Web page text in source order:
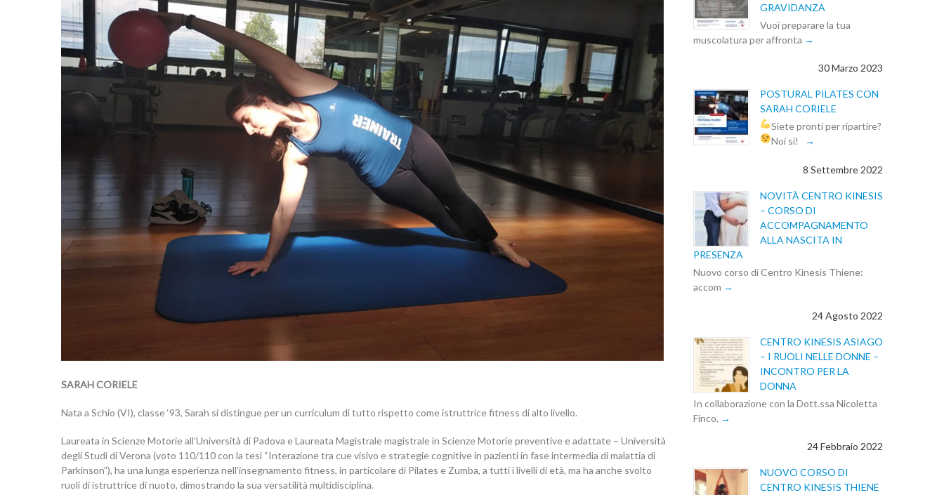
GRAVIDANZA
Vuoi preparare la tua
muscolatura per affronta
30 Marzo 2023
POSTURAL PILATES CON
SARAH CORIELE
Siete pronti per ripartire?
Noi si!
8 Settembre 2022
NOVITÀ CENTRO KINESIS
– CORSO DI
ACCOMPAGNAMENTO
ALLA NASCITA IN
PRESENZA
Nuovo corso di Centro Kinesis Thiene:
accom
24 Agosto 2022
CENTRO KINESIS ASIAGO
– I RUOLI NELLE DONNE –
INCONTRO PER LA
DONNA
In collaborazione con la Dott.ssa Nicoletta
Finco,
24 Febbraio 2022
NUOVO CORSO DI
CENTRO KINESIS THIENE
SARAH CORIELE
Nata a Schio (VI), classe ‘93, Sarah si distingue per un curriculum di tutto rispetto come istruttrice fitness di alto livello.
Laureata in Scienze Motorie all’Università di Padova e Laureata Magistrale magistrale in Scienze Motorie preventive e adattate – Università
degli Studi di Verona (voto 110/110 con la tesi “Interazione tra cue visivo e strategie cognitive in pazienti in fase intermedia di malattia di
Parkinson”), ha una lunga esperienza nell’insegnamento fitness, in particolare di Pilates e Zumba, a tutti i livelli di età, ma ha anche svolto
ruoli di istruttrice di nuoto, dimostrando la sua versatilità multidisciplina.